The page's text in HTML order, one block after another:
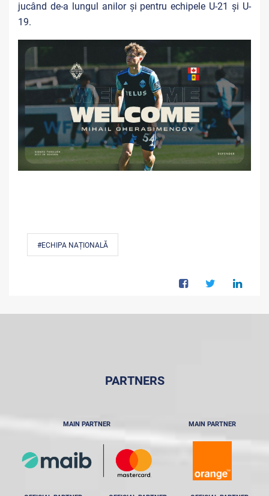
jucând de-a lungul anilor și pentru echipele U-21 și U-
19.
#ECHIPA NAȚIONALĂ
PARTNERS
MAIN PARTNER MAIN PARTNER